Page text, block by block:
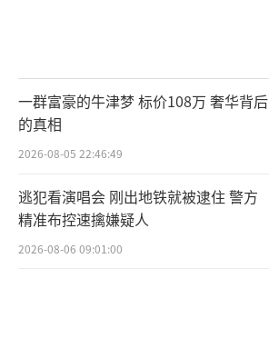
一群富豪的牛津梦 标价108万 奢华背后
的真相
2026-08-05 22:46:49
逃犯看演唱会 刚出地铁就被逮住 警方
精准布控速擒嫌疑人
2026-08-06 09:01:00